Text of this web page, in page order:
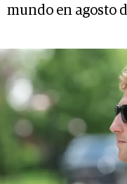
mundo en agosto